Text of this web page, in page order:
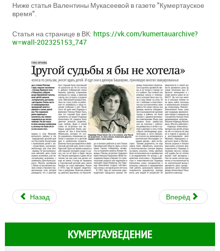
Ниже статья Валентины Мукасеевой в газете "Кумертауское
время".
Статья на странице в ВК: https://vk.com/kumertauarchive?
w=wall-202325153_747
Назад Вперёд
КУМЕРТАУВЕДЕНИЕ